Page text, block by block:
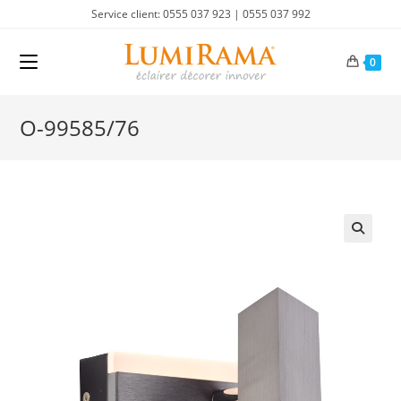
content
Service client: 0555 037 923 | 0555 037 992
0
O-99585/76